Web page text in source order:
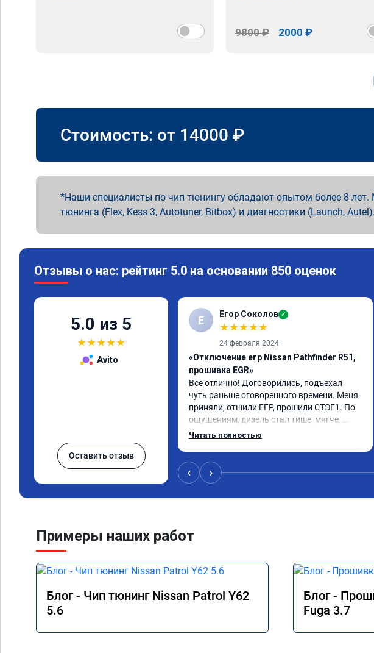
9800 ₽ 2000 ₽
Стоимость: от 14000 ₽
Наши специалисты по чип тюнингу обладают опытом более 8
тюнинга (Flex, Kess 3, Autotuner, Bitbox) и диагностики (Launch, Autel).
Отзывы о нас: рейтинг 5.0 на основании 850 оценок
5.0 из 5
★★★★★
Avito
Оставить отзыв
Е Егор Соколов ✓
★★★★★
24 февраля 2024
«Отключение егр Nissan Pathfinder R51,
прошивка EGR»
Все отлично! Договорились, подъехал
чуть раньше оговоренного времени. Меня
приняли, отшили ЕГР, прошили СТЭГ1. По
ощущениям, дизель стал тише, мягче,
намного приемистей. Прибавка в
явно бодрее и плавнее. Визитом более чем
доволен. Цена полностью соотвествовала
Читать полностью
‹ ›
Примеры наших работ
Блог - Чип тюнинг Nissan Patrol Y62
5.6
Блог -
Fuga 3.7